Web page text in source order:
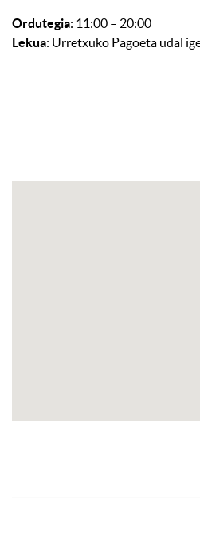
Ordutegia: 11:00 – 20:00
Lekua: Urretxuko Pagoeta udal